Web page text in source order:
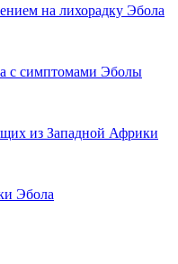
на лихорадку Эбола
с симптомами Эболы
из Западной Африки
Эбола